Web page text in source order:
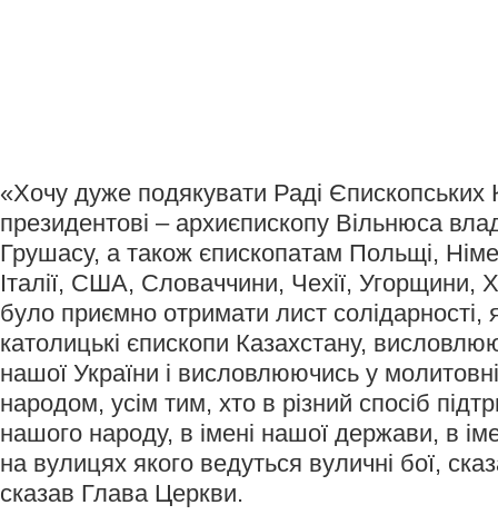
«Хочу дуже подякувати Раді Єпископських
президентові – архиєпископу Вільнюса
Грушасу, а також єпископатам Польщі,
Італії, США, Словаччини, Чехії, Угорщини,
було приємно отримати лист солідарності,
католицькі єпископи Казахстану,
нашої України і висловлюючись у
народом, усім тим, хто в різний спосіб
нашого народу, в імені нашої держави, в
на вулицях якого ведуться вуличні бої,
сказав Глава Церкви.